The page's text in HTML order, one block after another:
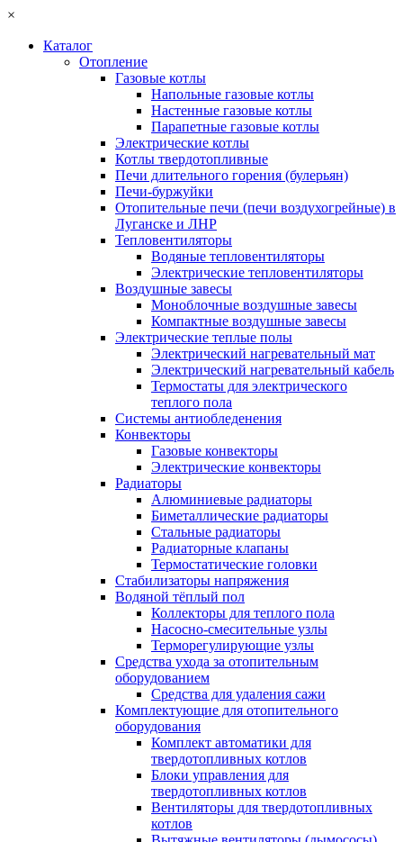
×
Каталог
Отопление
Газовые котлы
Напольные газовые котлы
Настенные газовые котлы
Парапетные газовые котлы
Электрические котлы
Котлы твердотопливные
Печи длительного горения (булерьян)
Печи-буржуйки
Отопительные печи (печи воздухогрейные) в
Луганске и ЛНР
Тепловентиляторы
Водяные тепловентиляторы
Электрические тепловентиляторы
Воздушные завесы
Моноблочные воздушные завесы
Компактные воздушные завесы
Электрические теплые полы
Электрический нагревательный мат
Электрический нагревательный кабель
Термостаты для электрического
теплого пола
Системы антиобледенения
Конвекторы
Газовые конвекторы
Электрические конвекторы
Радиаторы
Алюминиевые радиаторы
Биметаллические радиаторы
Стальные радиаторы
Радиаторные клапаны
Термостатические головки
Стабилизаторы напряжения
Водяной тёплый пол
Коллекторы для теплого пола
Насосно-смесительные узлы
Терморегулирующие узлы
Средства ухода за отопительным
оборудованием
Средства для удаления сажи
Комплектующие для отопительного
оборудования
Комплект автоматики для
твердотопливных котлов
Блоки управления для
твердотопливных котлов
Вентиляторы для твердотопливных
котлов